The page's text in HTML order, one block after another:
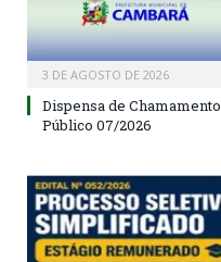
3 DE AGOSTO DE 2026
Dispensa de Chamamento
Público 07/2026